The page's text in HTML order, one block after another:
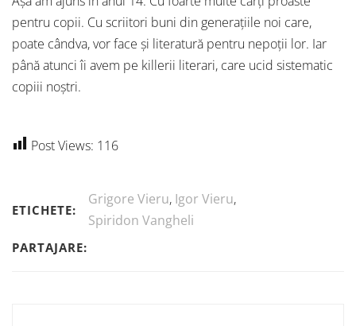
pentru copii. Cu scriitori buni din generațiile noi care,
poate cândva, vor face și literatură pentru nepoții lor. Iar
până atunci îi avem pe killerii literari, care ucid sistematic
copiii noștri.
Post Views: 116
ETICHETE:
Grigore Vieru, Igor Vieru,
Spiridon Vangheli
PARTAJARE: